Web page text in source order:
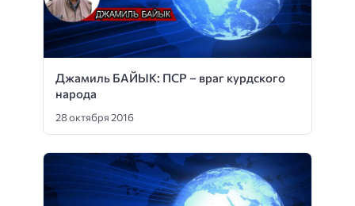
Джамиль БАЙЫК: ПСР – враг курдского
народа
28 октября 2016